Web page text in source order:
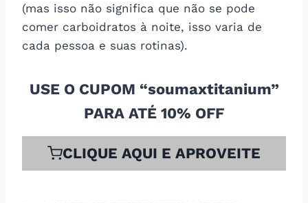
(mas isso não significa que não se pode
comer carboidratos à noite, isso varia de
cada pessoa e suas rotinas).
USE O CUPOM “soumaxtitanium”
PARA ATÉ 10% OFF
CLIQUE AQUI E APROVEITE